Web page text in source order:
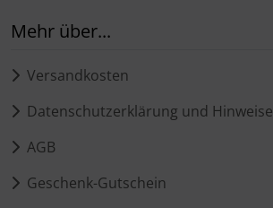
Mehr über...
Versandkosten
Datenschutzerklärung und Hinweise
AGB
Geschenk-Gutschein